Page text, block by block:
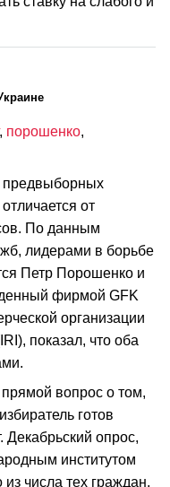
, порошенко,
предвыборных
от
По данным
лидерами в борьбе
Петр Порошенко и
фирмой GFK
организации
показал, что оба
вопрос о том,
готов
Декабрьский опрос,
институтом
числа тех граждан,